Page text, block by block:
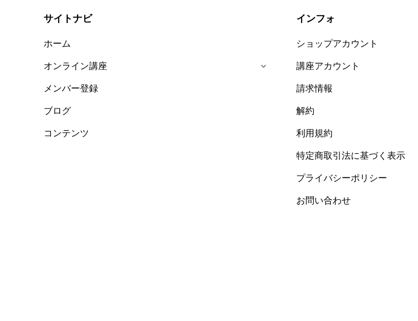
サイトナビ
ホーム
オンライン講座
メンバー登録
ブログ
コンテンツ
インフォ
ショップアカウント
講座アカウント
請求情報
解約
利用規約
特定商取引法に基づく表示
プライバシーポリシー
お問い合わせ